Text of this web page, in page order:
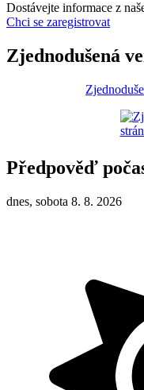
Dostávejte informace z
Chci se zaregistrovat
Zjednodušená
Předpověď
dnes, sobota 8. 8. 2026